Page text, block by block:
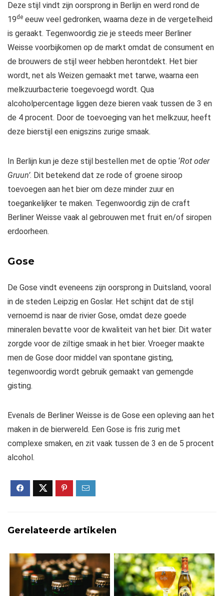
Deze stijl vindt zijn oorsprong in Berlijn en werd rond de
19de eeuw veel gedronken, waarna deze in de vergetelheid
is geraakt. Tegenwoordig zie je steeds meer Berliner
Weisse voorbijkomen op de markt omdat de consument en
de brouwers de stijl weer hebben herontdekt. Het bier
wordt, net als Weizen gemaakt met tarwe, waarna een
melkzuurbacterie toegevoegd wordt. Qua
alcoholpercentage liggen deze bieren vaak tussen de 3 en
de 4 procent. Door de toevoeging van het melkzuur, heeft
deze bierstijl een enigszins zurige smaak.
In Berlijn kun je deze stijl bestellen met de optie ‘Rot oder
Gruun’. Dit betekend dat ze rode of groene siroop
toevoegen aan het bier om deze minder zuur en
toegankelijker te maken. Tegenwoordig zijn de craft
Berliner Weisse vaak al gebrouwen met fruit en/of siropen
erdoorheen.
Gose
De Gose vindt eveneens zijn oorsprong in Duitsland, vooral
in de steden Leipzig en Goslar. Het schijnt dat de stijl
vernoemd is naar de rivier Gose, omdat deze goede
mineralen bevatte voor de kwaliteit van het bier. Dit water
zorgde voor de ziltige smaak in het bier. Vroeger maakte
men de Gose door middel van spontane gisting,
tegenwoordig wordt gebruik gemaakt van gemengde
gisting.
Evenals de Berliner Weisse is de Gose een opleving aan het
maken in de bierwereld. Een Gose is fris zurig met
complexe smaken, en zit vaak tussen de 3 en de 5 procent
alcohol.
Gerelateerde artikelen